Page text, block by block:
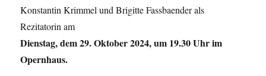
Konstantin Krimmel und Brigitte Fassbaender als
Rezitatorin am
Dienstag, dem 29. Oktober 2024, um 19.30 Uhr im
Opernhaus.